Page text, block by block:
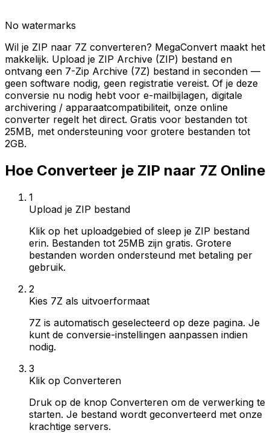
No watermarks
Wil je ZIP naar 7Z converteren? MegaConvert maakt het
makkelijk. Upload je ZIP Archive (ZIP) bestand en
ontvang een 7-Zip Archive (7Z) bestand in seconden —
geen software nodig, geen registratie vereist. Of je deze
conversie nu nodig hebt voor e-mailbijlagen, digitale
archivering / apparaatcompatibiliteit, onze online
converter regelt het direct. Gratis voor bestanden tot
25MB, met ondersteuning voor grotere bestanden tot
2GB.
Hoe Converteer je ZIP naar 7Z Online
1
Upload je ZIP bestand
Klik op het uploadgebied of sleep je ZIP bestand
erin. Bestanden tot 25MB zijn gratis. Grotere
bestanden worden ondersteund met betaling per
gebruik.
2
Kies 7Z als uitvoerformaat
7Z is automatisch geselecteerd op deze pagina. Je
kunt de conversie-instellingen aanpassen indien
nodig.
3
Klik op Converteren
Druk op de knop Converteren om de verwerking te
starten. Je bestand wordt geconverteerd met onze
krachtige servers.